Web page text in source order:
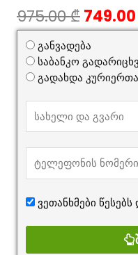
975.00₾
price
was:
975.00
749.00
განვადება
საბანკო
გადახდა
ვეთანხმები წესებს